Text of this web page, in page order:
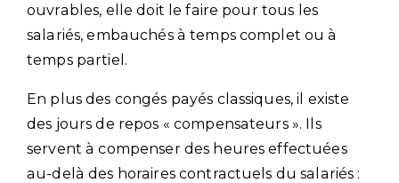
ouvrables, elle doit le faire pour tous les
salariés, embauchés à temps complet ou à
temps partiel.
En plus des congés payés classiques, il existe
des jours de repos « compensateurs ». Ils
servent à compenser des heures effectuées
au-delà des horaires contractuels du salariés :